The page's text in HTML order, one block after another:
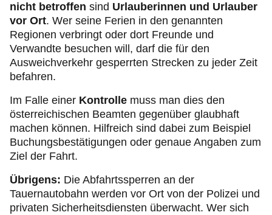
nicht betroffen sind Urlauberinnen und Urlauber
vor Ort. Wer seine Ferien in den genannten
Regionen verbringt oder dort Freunde und
Verwandte besuchen will, darf die für den
Ausweichverkehr gesperrten Strecken zu jeder Zeit
befahren.
Im Falle einer Kontrolle muss man dies den
österreichischen Beamten gegenüber glaubhaft
machen können. Hilfreich sind dabei zum Beispiel
Buchungsbestätigungen oder genaue Angaben zum
Ziel der Fahrt.
Übrigens: Die Abfahrtssperren an der
Tauernautobahn werden vor Ort von der Polizei und
privaten Sicherheitsdiensten überwacht. Wer sich